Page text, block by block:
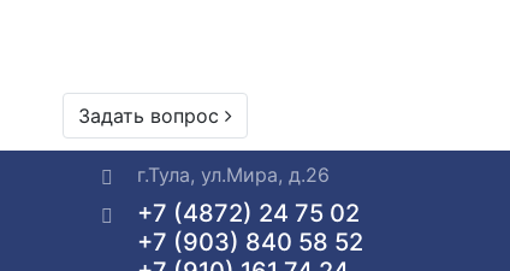
Задать вопрос
г.Тула, ул.Мира, д.26
+7 (4872) 24 75 02
+7 (903) 840 58 52